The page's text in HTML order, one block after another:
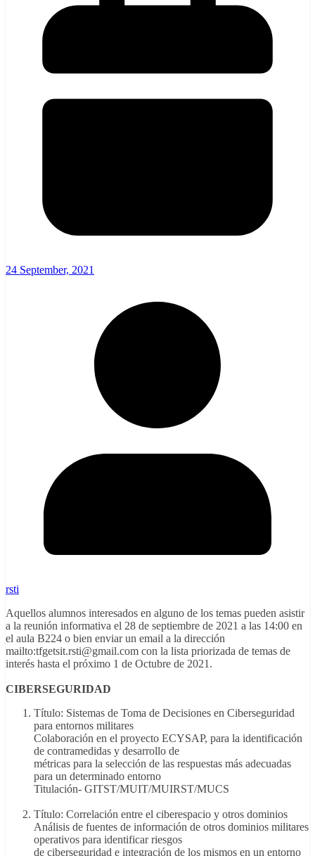
24 September, 2021
rsti
Aquellos alumnos interesados en alguno de los temas pueden asistir
a la reunión informativa el 28 de septiembre de 2021 a las 14:00 en
el aula B224 o bien enviar un email a la dirección
mailto:tfgetsit.rsti@gmail.com con la lista priorizada de temas de
interés hasta el próximo 1 de Octubre de 2021.
CIBERSEGURIDAD
Título: Sistemas de Toma de Decisiones en Ciberseguridad
para entornos militares
Colaboración en el proyecto ECYSAP, para la identificación
de contramedidas y desarrollo de
métricas para la selección de las respuestas más adecuadas
para un determinado entorno
Titulación- GITST/MUIT/MUIRST/MUCS
Título: Correlación entre el ciberespacio y otros dominios
Análisis de fuentes de información de otros dominios militares
operativos para identificar riesgos
de ciberseguridad e integración de los mismos en un entorno